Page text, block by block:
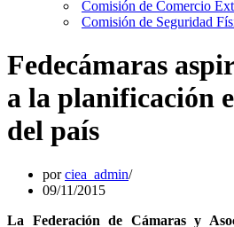
Comisión de Comercio
Comisión de Seguridad
Fedecámaras
a la planificación
del país
porciea_admin
09/11/2015
La Federación de Cámaras y